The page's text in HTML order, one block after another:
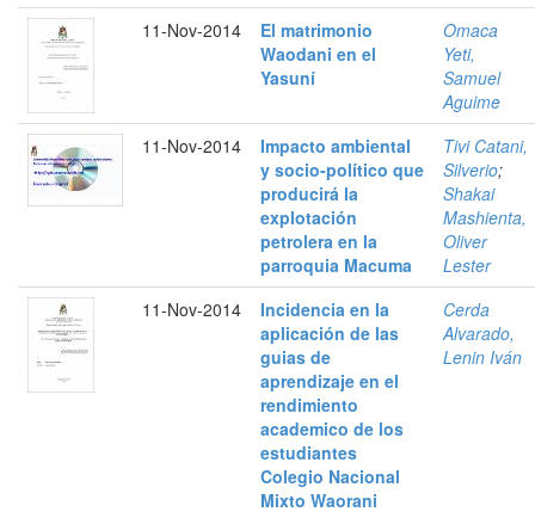
11-Nov-2014
El matrimonio
Waodani en el
Yasuní
Omaca
Yeti,
Samuel
Aguime
11-Nov-2014
Impacto ambiental
y socio-político que
producirá la
explotación
petrolera en la
parroquia Macuma
Tivi Catani,
Silverio;
Shakai
Mashienta,
Oliver
Lester
11-Nov-2014
Incidencia en la
aplicación de las
guias de
aprendizaje en el
rendimiento
academico de los
estudiantes
Colegio Nacional
Mixto Waorani
Cerda
Alvarado,
Lenin Iván